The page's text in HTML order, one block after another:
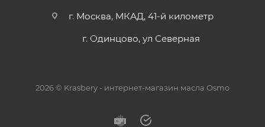
г. Москва, МКАД, 41-й километр
г. Одинцово, ул Северная
2026 © Krasbery - интернет-магазин масла Osmo